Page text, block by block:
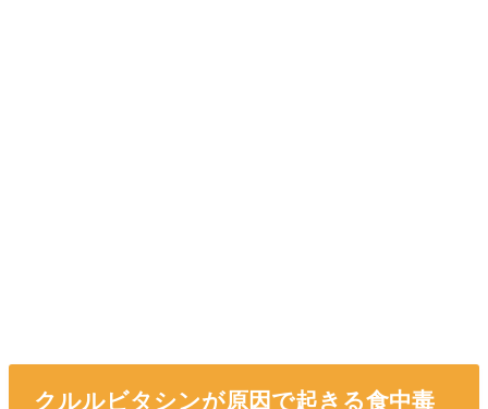
クルルビタシンが原因で起きる食中毒